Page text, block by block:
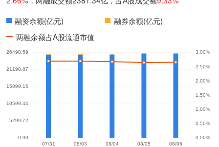
融资余额(亿元)
融券余额(亿元)
两融余额占A股流通市值